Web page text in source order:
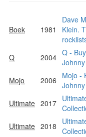
Boek 1981
Dave
Klein.
Q 2004 Q -
Mojo 2006
Mojo -
Ultimate 2017
Ultimate 2018